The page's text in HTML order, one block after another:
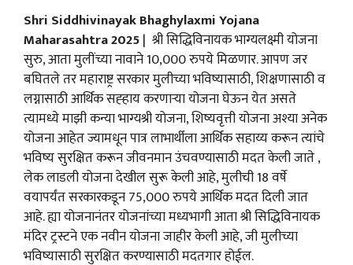
Shri Siddhivinayak Bhaghylaxmi Yojana
Maharasahtra 2025| श्री सिद्धिविनायक भाग्यलक्ष्मी योजना
सुरु, आता मुलींच्या नावाने 10,000 रुपये मिळणार. आपण जर
बघितले तर महाराष्ट्र सरकार मुलीच्या भविष्यासाठी, शिक्षणासाठी व
लग्नासाठी आर्थिक सह्हाय करणाऱ्या योजना घेऊन येत असते
त्यामध्ये माझी कन्या भाग्यश्री योजना, शिष्यवृत्ती योजना अश्या अनेक
योजना आहेत ज्यामधून पात्र लाभार्थीला आर्थिक सहाय्य करून त्यांचे
भविष्य सुरक्षित करून जीवनमान उंचवण्यासाठी मदत केली जाते ,
लेक लाडली योजना देखील सुरू केली आहे, मुलीची 18 वर्षे
वयापर्यंत सरकारकडून 75,000 रुपये आर्थिक मदत दिली जात
आहे. ह्या योजनानंतर योजनांच्या मध्यभागी आता श्री सिद्धिविनायक
मंदिर ट्रस्टने एक नवीन योजना जाहीर केली आहे, जी मुलीच्या
भविष्यासाठी सुरक्षित करण्यासाठी मदतगार होईल.